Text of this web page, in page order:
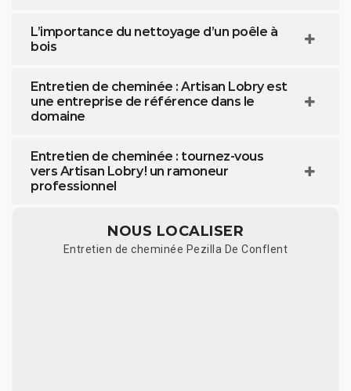
L’importance du nettoyage d’un poêle à
bois
Entretien de cheminée : Artisan Lobry est
une entreprise de référence dans le
domaine
Entretien de cheminée : tournez-vous
vers Artisan Lobry ! un ramoneur
professionnel
NOUS LOCALISER
Entretien de cheminée Pezilla De Conflent